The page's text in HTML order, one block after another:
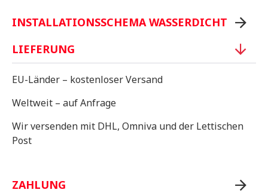
INSTALLATIONSSCHEMA WASSERDICHT
LIEFERUNG
EU-Länder – kostenloser Versand
Weltweit – auf Anfrage
Wir versenden mit DHL, Omniva und der Lettischen
Post
ZAHLUNG